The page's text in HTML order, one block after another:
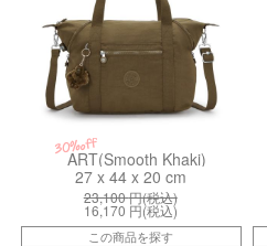
30%off
ART(Smooth Khaki)
27 x 44 x 20 cm
23,100円(税込)
16,170 円(税込)
この商品を探す